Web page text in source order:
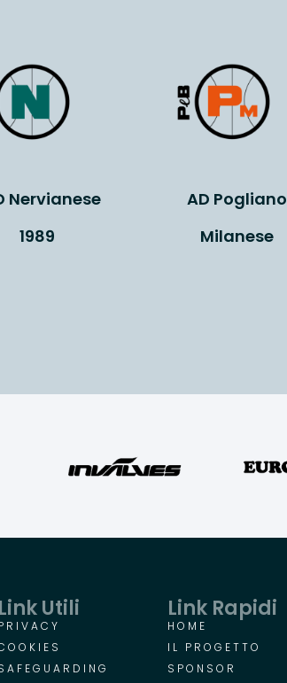
Nervianese
1989
AD Pogliano
Milanese
Link Utili Link Rapidi
HOME
IL PROGETTO
SPONSOR